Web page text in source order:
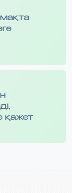
қажет